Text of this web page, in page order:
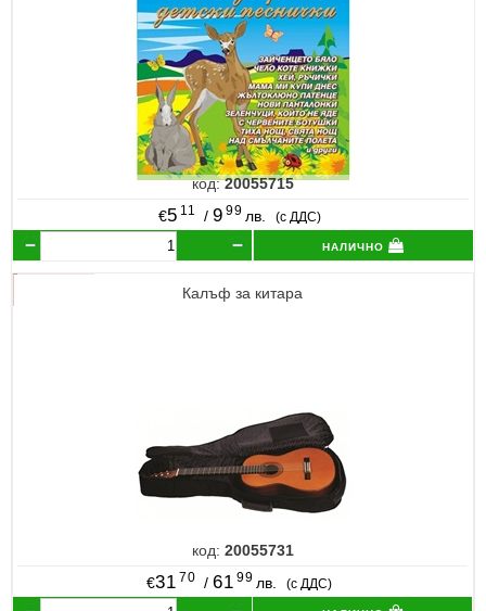
код:20055715
€5 11 / 9 99 лв. (с ДДС)
налично
Калъф за китара
код: 20055731
€31 70 / 61 99 лв. (с ДДС)